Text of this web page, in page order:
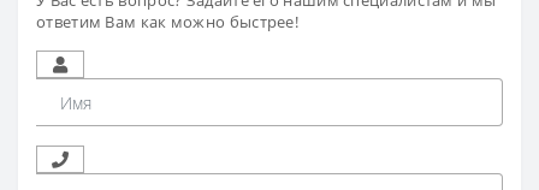
ответим Вам как можно быстрее!